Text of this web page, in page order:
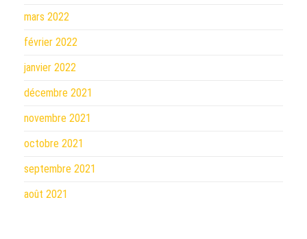
mars 2022
février 2022
janvier 2022
décembre 2021
novembre 2021
octobre 2021
septembre 2021
août 2021